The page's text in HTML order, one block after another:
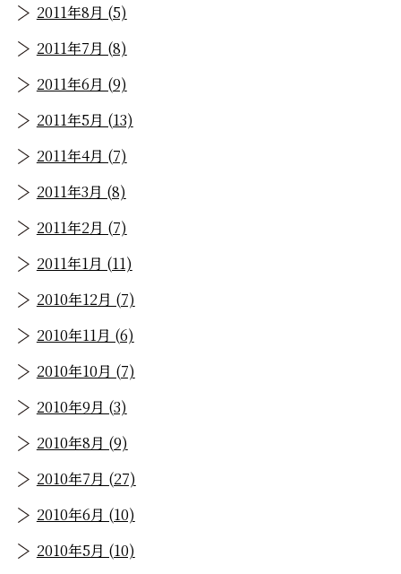
2011年8月 (5)
2011年7月 (8)
2011年6月 (9)
2011年5月 (13)
2011年4月 (7)
2011年3月 (8)
2011年2月 (7)
2011年1月 (11)
2010年12月 (7)
2010年11月 (6)
2010年10月 (7)
2010年9月 (3)
2010年8月 (9)
2010年7月 (27)
2010年6月 (10)
2010年5月 (10)